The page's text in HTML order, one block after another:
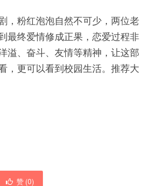
，粉红泡泡自然不可少，两位老
最终爱情修成正果，恋爱过程非
溢、奋斗、友情等精神，让这部
，更可以看到校园生活。推荐大
赞 (0)